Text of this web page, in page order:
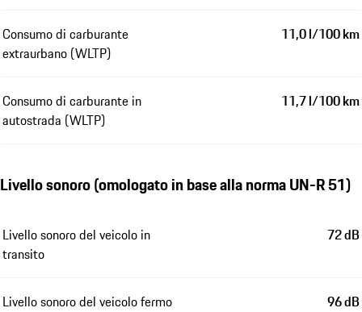
Consumo di carburante
extraurbano (WLTP)
11,0 l/100 km
Consumo di carburante in
autostrada (WLTP)
11,7 l/100 km
Livello sonoro (omologato in base alla norma UN-R 51)
Livello sonoro del veicolo in
transito
72 dB
Livello sonoro del veicolo fermo 96 dB